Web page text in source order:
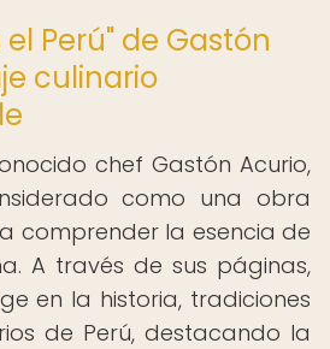
Perú" de Gastón
culinario
chef Gastón Acurio,
como una obra
comprender la esencia de
A través de sus páginas,
en la historia, tradiciones
de Perú, destacando la